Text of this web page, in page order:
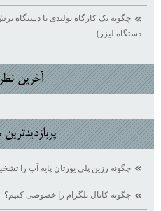
چگونه یک کارگاه تولیدی با دستگاه برش
دستگاه لیزر)
آخرين
پربازديدترين
چگونه رزین پلی یورتان پایه آب را
چگونه کانال تلگرام را خصوصی کنیم؟